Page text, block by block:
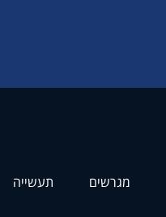
מגרשים תעשייה